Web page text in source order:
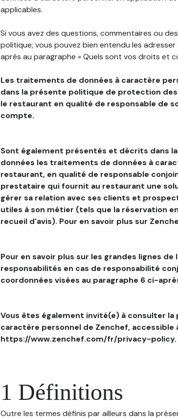
applicables.
Si vous avez des questions, commentaires ou
politique, vous pouvez bien entendu les
après au paragraphe « Quels sont vos droits et
Les traitements de données à caractère
dans la présente politique de protection
le restaurant en qualité de responsable de
compte.
Sont également présentés et décrits dans
données les traitements de données à
restaurant, en qualité de responsable
prestataire qui fournit au restaurant une
gérer sa relation avec ses clients et
utiles à son métier (tels que la réservation
recueil d'avis). Pour en savoir plus sur
Pour en savoir plus sur les grandes lignes
responsabilités en cas de responsabilité
coordonnées visées au paragraphe 6 ci-
Vous êtes également invité(e) à consulter
caractère personnel de Zenchef, accessible
https://www.zenchef.com/fr/privacy-policy.
1 Définitions
Outre les termes définis par ailleurs dans la